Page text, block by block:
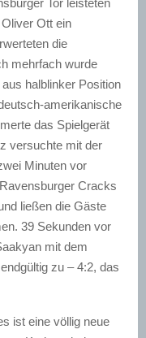
Ott ein
die
mehrfach wurde
halblinker Position
amerikanische
das Spielgerät
versuchte mit der
Minuten vor
Cracks
ließen die Gäste
39 Sekunden vor
mit dem
zu – 4:2, das
ist eine völlig neue